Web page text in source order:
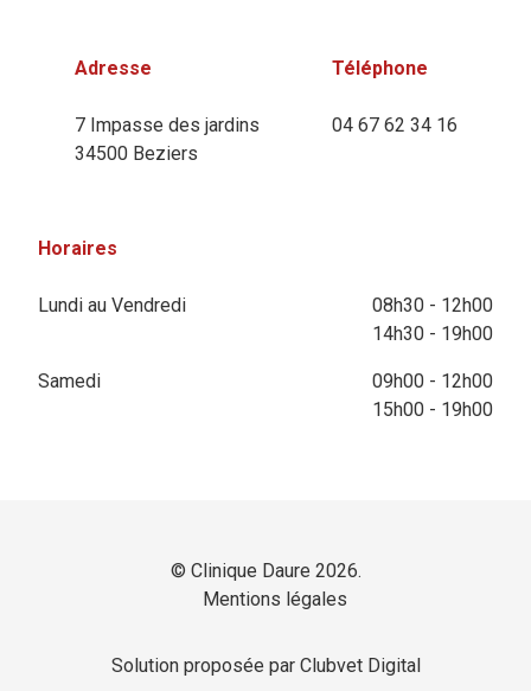
Adresse
7 Impasse des jardins
34500 Beziers
Téléphone
04 67 62 34 16
Horaires
Lundi au Vendredi
08h30 - 12h00
14h30 - 19h00
Samedi
09h00 - 12h00
15h00 - 19h00
© Clinique Daure 2026.
Mentions légales
Solution proposée par Clubvet Digital